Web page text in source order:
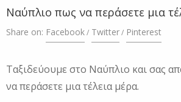
Ναύπλιο πως να περάσετε μια
Share on: Facebook Twitter Pinterest
Ταξιδεύουμε στο Ναύπλιο και σας
να περάσετε μια τέλεια μέρα.